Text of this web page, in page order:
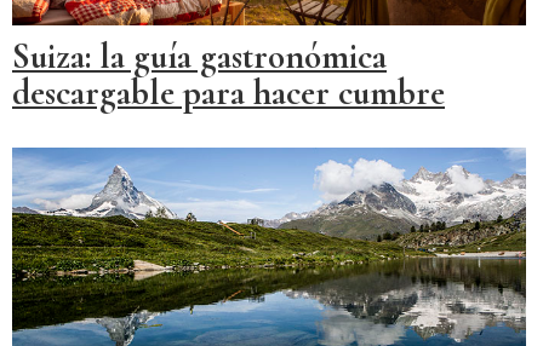
Suiza: la guía gastronómica
descargable para hacer cumbre